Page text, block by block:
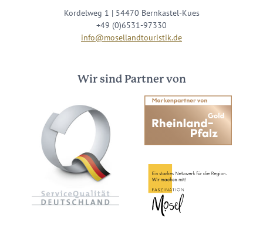
Kordelweg 1 | 54470 Bernkastel-Kues
+49 (0)6531-97330
info@mosellandtouristik.de
Wir sind Partner von